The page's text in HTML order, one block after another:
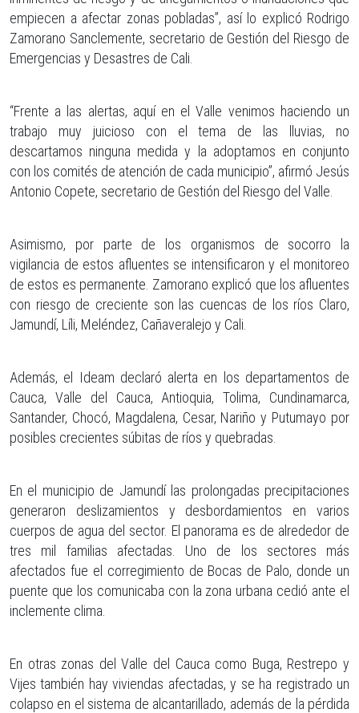
empiecen a afectar zonas pobladas”, así lo explicó Rodrigo
Zamorano Sanclemente, secretario de Gestión del Riesgo de
Emergencias y Desastres de Cali.
“Frente a las alertas, aquí en el Valle venimos haciendo un
trabajo muy juicioso con el tema de las lluvias, no
descartamos ninguna medida y la adoptamos en conjunto
con los comités de atención de cada municipio”, afirmó Jesús
Antonio Copete, secretario de Gestión del Riesgo del Valle.
Asimismo, por parte de los organismos de socorro la
vigilancia de estos afluentes se intensificaron y el monitoreo
de estos es permanente. Zamorano explicó que los afluentes
con riesgo de creciente son las cuencas de los ríos Claro,
Jamundí, Líli, Meléndez, Cañaveralejo y Cali.
Además, el Ideam declaró alerta en los departamentos de
Cauca, Valle del Cauca, Antioquia, Tolima, Cundinamarca,
Santander, Chocó, Magdalena, Cesar, Nariño y Putumayo por
posibles crecientes súbitas de ríos y quebradas.
En el municipio de Jamundí las prolongadas precipitaciones
generaron deslizamientos y desbordamientos en varios
cuerpos de agua del sector. El panorama es de alrededor de
tres mil familias afectadas. Uno de los sectores más
afectados fue el corregimiento de Bocas de Palo, donde un
puente que los comunicaba con la zona urbana cedió ante el
inclemente clima.
En otras zonas del Valle del Cauca como Buga, Restrepo y
Vijes también hay viviendas afectadas, y se ha registrado un
colapso en el sistema de alcantarillado, además de la pérdida